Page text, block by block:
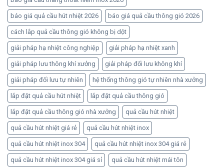
báo giá quả cầu hút nhiệt 2026 báo giá quả cầu thông gió 2026
cách lắp quả cầu thông gió không bị dột
giải pháp hạ nhiệt công nghiệp giải pháp hạ nhiệt xanh
giải pháp lưu thông khí xưởng giải pháp đối lưu không khí
giải pháp đối lưu tự nhiên hệ thống thông gió tự nhiên nhà xưởng
lắp đặt quả cầu hút nhiệt lắp đặt quả cầu thông gió
lắp đặt quả cầu thông gió nhà xưởng quả cầu hút nhiệt
quả cầu hút nhiệt giá rẻ quả cầu hút nhiệt inox
quả cầu hút nhiệt inox 304 quả cầu hút nhiệt inox 304 giá rẻ
quả cầu hút nhiệt inox 304 giá sỉ quả cầu hút nhiệt mái tôn